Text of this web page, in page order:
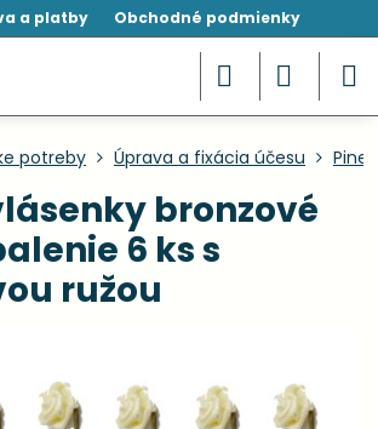
a platby Obchodné podmienky
potreby Úprava a fixácia účesu
bronzové
6 ks s
ružou